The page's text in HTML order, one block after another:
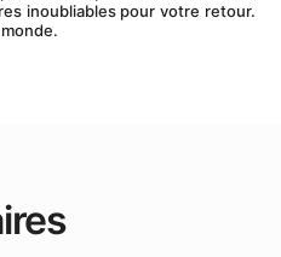
inoubliables pour votre retour.